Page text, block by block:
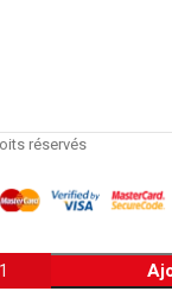
réservés